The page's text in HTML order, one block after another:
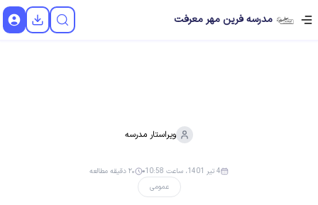
مدرسه فرین مهر معرفت
ویراستار مدرسه
عمومی
4 تیر 1401، ساعت 10:58 ۲۰ دقیقه مطالعه